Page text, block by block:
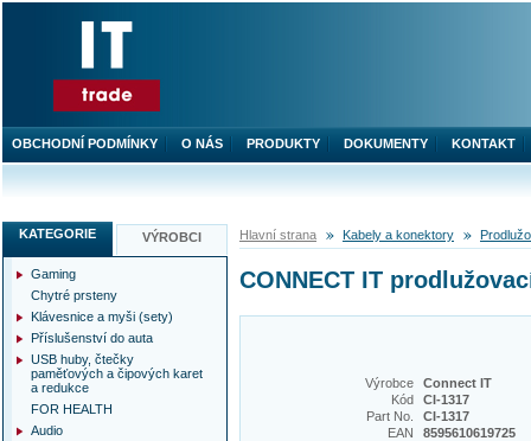
Hlavní strana Kabely a konektory
CONNECT IT
Výrobce
Connect IT
Kód
CI-1317
Part No.
CI-1317
EAN
8595610619725
KATEGORIE VÝROBCI
Gaming
Chytré prsteny
Klávesnice a myši (sety)
Příslušenství do auta
USB huby, čtečky
paměťových a čipových karet
a redukce
FOR HEALTH
Audio
OBCHODNÍ PODMÍNKY O NÁS PRODUKTY DOKUMENTY KONTAKT